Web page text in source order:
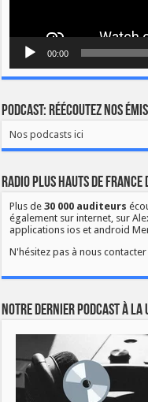
00:00
Podcast: Réécoutez nos
Nos podcasts ici
Radio Plus Hauts de France
Plus de30 000 auditeurs
également sur internet, sur
applications ios et android
N'hésitez pas à nous
Notre dernier podcast à la